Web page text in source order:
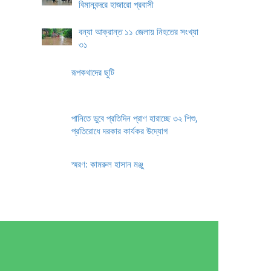
বিমানবন্দরে হাজারো প্রবাসী
বন্যা আক্রান্ত ১১ জেলায় নিহতের সংখ্যা
৩১
রূপকথাদের ছুটি
পানিতে ডুবে প্রতিদিন প্রাণ হারাচ্ছে ৩২ শিশু,
প্রতিরোধে দরকার কার্যকর উদ্যোগ
স্মরণ: কামরুল হাসান মঞ্জু